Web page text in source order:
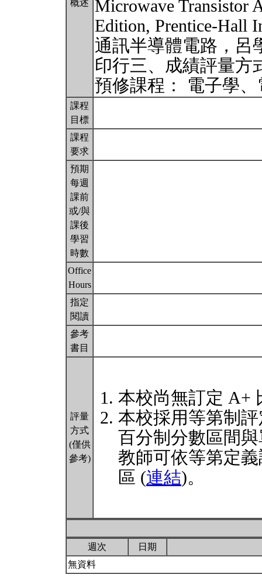
概述
Microwave Transistor
Edition, Prentice-Hall
通訊半導體電路，呂
印行三、成績評量方
預修課程： 電子學
課程
目標
課程
要求
預期
每週
課前
或/與
課後
學習
時數
Office
Hours
指定
閱讀
參考
書目
評量
方式
(僅供
參考)
本校尚無訂定 A+
本校採用等第制
百分制分數區間
教師可依等第定
區 (連結)。
週次
日期
無資料